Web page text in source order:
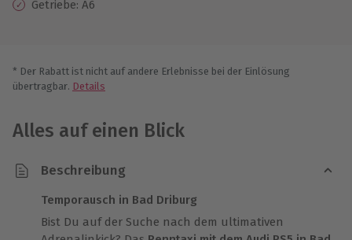
Getriebe: A6
* Der Rabatt ist nicht auf andere Erlebnisse bei der Einlösung
übertragbar. Details
Alles auf einen Blick
Beschreibung
Temporausch in Bad Driburg
Bist Du auf der Suche nach dem ultimativen